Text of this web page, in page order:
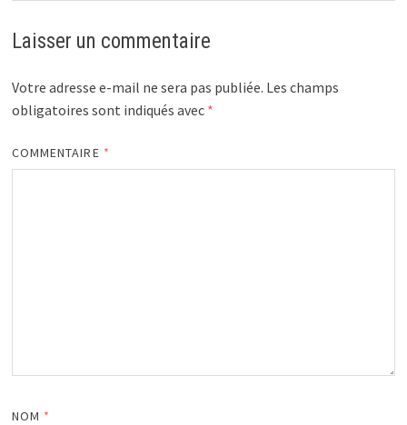
Laisser un commentaire
Votre adresse e-mail ne sera pas publiée. Les champs
obligatoires sont indiqués avec *
COMMENTAIRE *
NOM *